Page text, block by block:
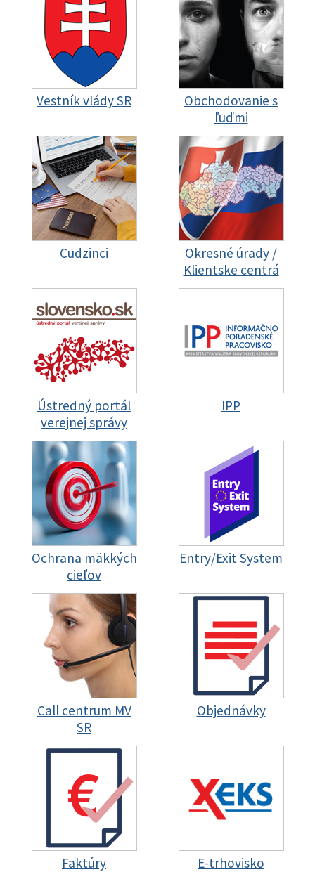
Vestník vlády SR
Obchodovanie s
ľuďmi
Cudzinci
Okresné úrady /
Klientske centrá
Ústredný portál
verejnej správy
IPP
Ochrana mäkkých
cieľov
Entry/Exit System
Call centrum MV
SR
Objednávky
Faktúry E-trhovisko